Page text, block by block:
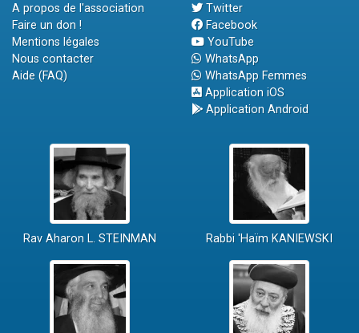
A propos de l'association
Faire un don !
Mentions légales
Nous contacter
Aide (FAQ)
Twitter
Facebook
YouTube
WhatsApp
WhatsApp Femmes
Application iOS
Application Android
Rav Aharon L. STEINMAN Rabbi 'Haïm KANIEWSKI